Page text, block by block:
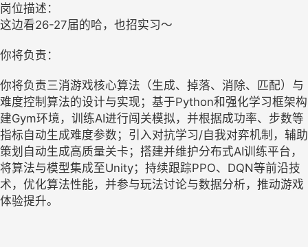
岗位描述：
这边看26-27届的哈，也招实习～
你将负责：
你将负责三消游戏核心算法（生成、掉落、消除、匹配）与
难度控制算法的设计与实现；基于Python和强化学习框架构
建Gym环境，训练AI进行闯关模拟，并根据成功率、步数等
指标自动生成难度参数；引入对抗学习/自我对弈机制，辅助
策划自动生成高质量关卡；搭建并维护分布式AI训练平台，
将算法与模型集成至Unity；持续跟踪PPO、DQN等前沿技
术，优化算法性能，并参与玩法讨论与数据分析，推动游戏
体验提升。